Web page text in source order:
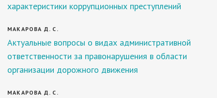
характеристики коррупционных преступлений
МАКАРОВА Д. С.
Актуальные вопросы о видах административной
ответственности за правонарушения в области
организации дорожного движения
МАКАРОВА Д. С.